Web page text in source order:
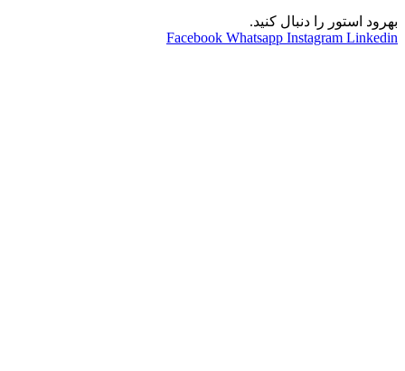
بهرود استور را دنبال کنید.
Facebook Whatsapp Instagram Linkedin